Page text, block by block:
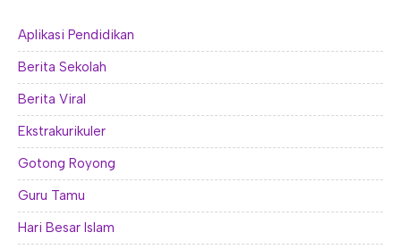
Aplikasi Pendidikan
Berita Sekolah
Berita Viral
Ekstrakurikuler
Gotong Royong
Guru Tamu
Hari Besar Islam